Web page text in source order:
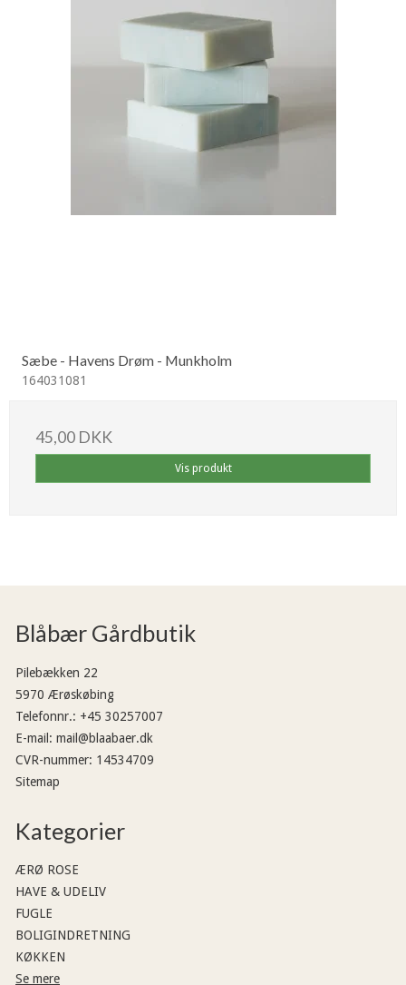
Sæbe - Havens Drøm - Munkholm
164031081
45,00 DKK
Vis produkt
Blåbær Gårdbutik
Pilebækken 22
5970 Ærøskøbing
Telefonnr.: +45 30257007
E-mail : mail@blaabaer.dk
CVR-nummer: 14534709
Sitemap
Kategorier
ÆRØ ROSE
HAVE & UDELIV
FUGLE
BOLIGINDRETNING
KØKKEN
Se mere